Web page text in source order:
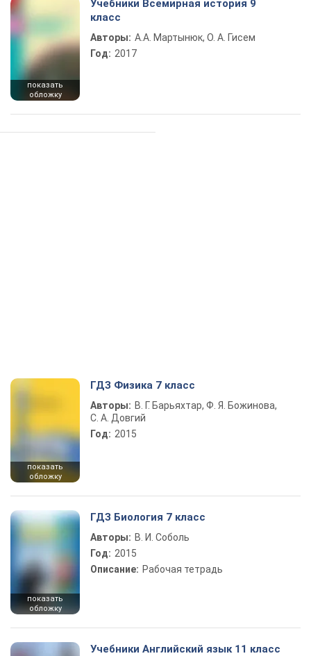
показать
обложку
Учебники Всемирная история 9
класс
Авторы: А.А. Мартынюк, О. А. Гисем
Год: 2017
показать
обложку
ГДЗ Физика 7 класс
Авторы: В. Г. Барьяхтар, Ф. Я. Божинова,
С. А. Довгий
Год: 2015
показать
обложку
ГДЗ Биология 7 класс
Авторы: В. И. Соболь
Год: 2015
Описание: Рабочая тетрадь
Учебники Английский язык 11 класс